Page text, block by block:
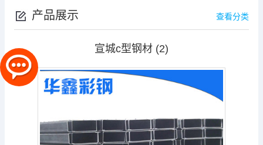
产品展示 查看分类
宣城c型钢材 (2)